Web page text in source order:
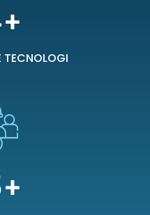
+
TECNOLOGI
+